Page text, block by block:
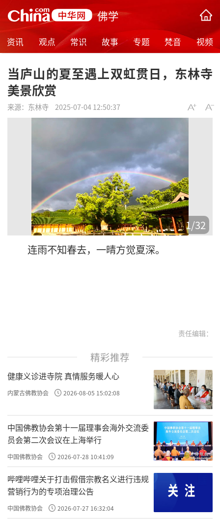
佛学
资讯 观点 常识 故事 专题 梵音 视频
当庐山的夏至遇上双虹贯日，东林寺
美景欣赏
来源： 东林寺 2025-07-04 12:50:37
1/32
连雨不知春去，一晴方觉夏深。
责任编辑：
精彩推荐
健康义诊进寺院 真情服务暖人心
内蒙古佛教协会 2026-08-05 15:02:08
中国佛教协会第十一届理事会海外交流委
员会第二次会议在上海举行
中国佛教协会 2026-07-28 10:41:09
哔哩哔哩关于打击假借宗教名义进行违规
营销行为的专项治理公告
中国佛教协会 2026-07-27 16:32:04